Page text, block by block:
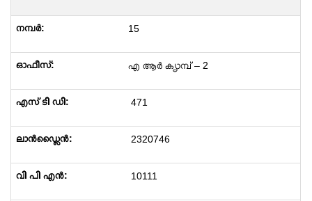
15
എ ആർ ക്യാമ്പ് – 2
471
2320746
10111